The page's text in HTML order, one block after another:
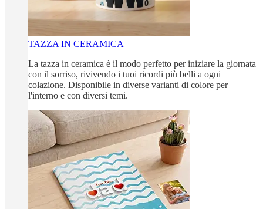
TAZZA IN CERAMICA
La tazza in ceramica è il modo perfetto per iniziare la giornata
con il sorriso, rivivendo i tuoi ricordi più belli a ogni
colazione. Disponibile in diverse varianti di colore per
l'interno e con diversi temi.